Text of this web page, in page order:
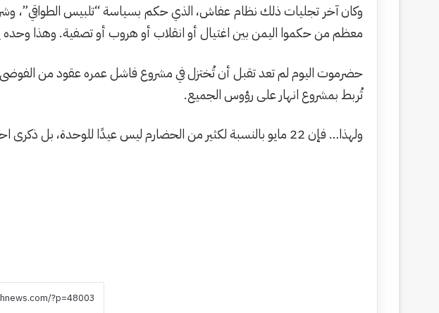
وكان آخر تجليات ذلك نظام عفاش، الذي حكم بسياسة “تلبيس الطواقي”،
معظم من حكموا اليمن بين اغتيال أو انقلاب أو هروب أو تصفية. وهذا
حضرموت اليوم لم تعد تقبل أن تُختزل في مشروع فاشل عمره عقود من الفوضى
تُربط بمشروع انهار على رؤوس الجميع.
ولهذا… فإن 22 مايو بالنسبة لكثير من الحضارم ليس عيدًا للوحدة، بل ذكرى احتلال سياسي وثقافي واقتصادي يجب أن تُقرأ بوعي وشجاعة، حتى لا تتكرر المأساة مرة ثالثة.